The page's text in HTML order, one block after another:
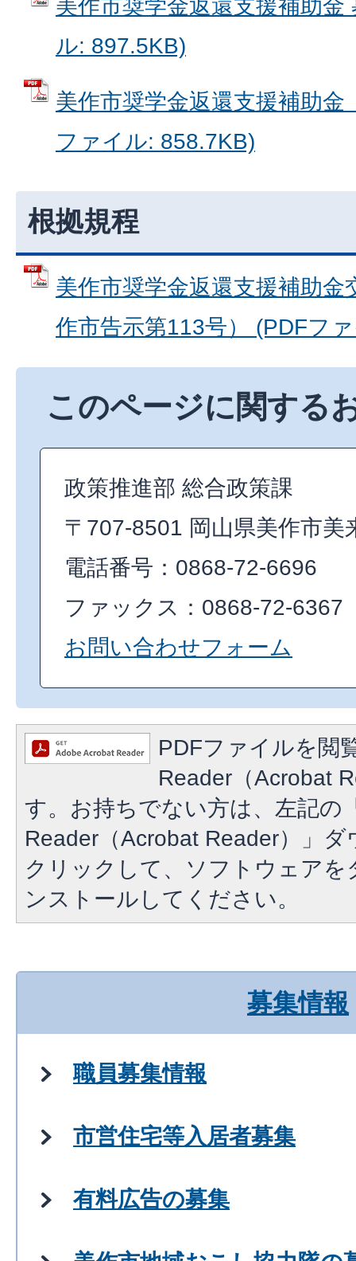
美作市奨学金返還支援補助
ル: 897.5KB)
美作市奨学金返還支援補助
ファイル: 858.7KB)
根拠規程
美作市奨学金返還支援補助金
作市告示第113号） (PDFフ
このページに関する
政策推進部 総合政策課
〒707-8501 岡山県美作市美
電話番号：0868-72-6696
ファックス：0868-72-6367
お問い合わせフォーム
PDFファイルを閲
Reader（Acrobat
す。お持ちでない方は、左記の
Reader（Acrobat Reader）」
クリックして、ソフトウェア
ンストールしてください。
募集情報
職員募集情報
市営住宅等入居者募集
有料広告の募集